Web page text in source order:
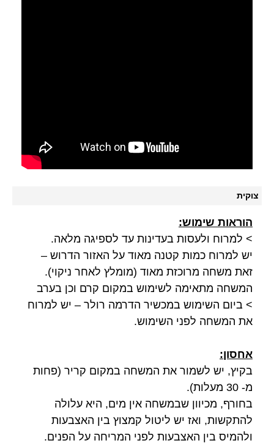
צוקית
הוראות שימוש:
> למרוח ולעסות בעדינות עד לספיגה מלאה.
יש למרוח כמות קטנה מאוד על האזור הדרוש –
זאת משחה מרוכזת מאוד (מומלץ לאחר ניקוי).
המשחה מתאימה לשימוש במקום קרם וכן בערב
> ביום השימוש במכשיר הדרמה רולר – יש למרוח
את המשחה לפני השימוש.
אחסון:
בקיץ, יש לשמור את המשחה במקום קריר (פחות
מ- 30 מעלות).
בחורף, מכיוון שבמשחה אין מים, היא עלולה
להתקשות, ואז יש ליטול קמצוץ בין האצבעות
ולהמיס בין האצבעות לפני המריחה על הפנים.